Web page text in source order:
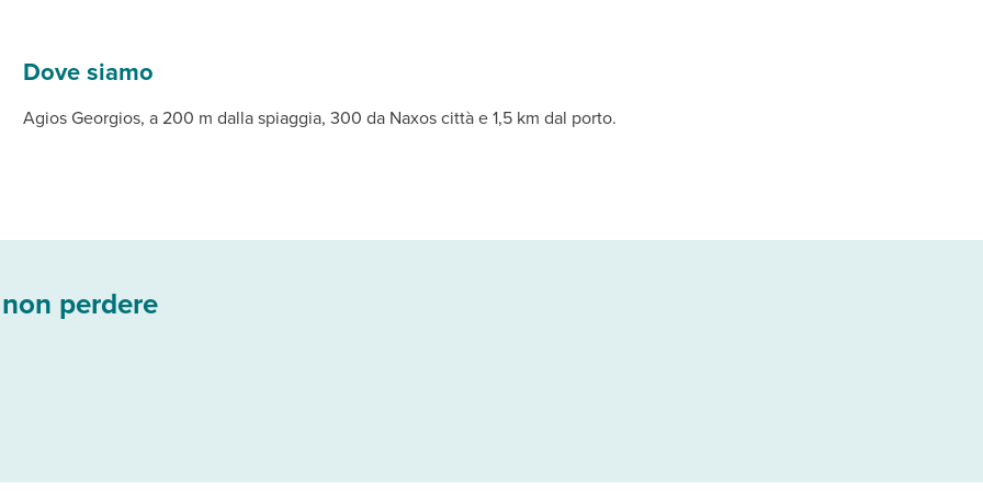
Dove siamo
Agios Georgios, a 200 m dalla spiaggia, 300 da Naxos città e 1,5 km dal porto.
a pagamento (teli mare non disponibili).
servizi privati, asciugacapelli, aria condizionata, TV satellitare, minifrigo, cassetta di sicurezza, macchinetta per il caffè
perdere